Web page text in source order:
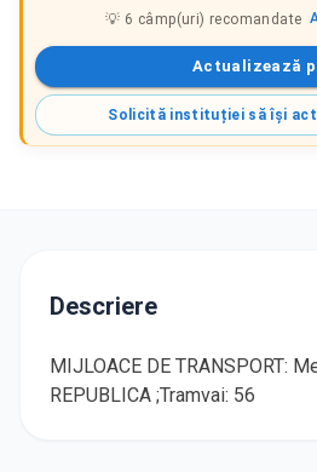
💡 6 câmp(uri) recomandate
Actualizează
Solicită instituției să își
Descriere
MIJLOACE DE TRANSPORT:
REPUBLICA ;Tramvai: 56